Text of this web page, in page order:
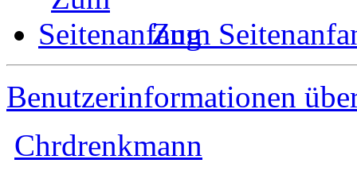
Zum
Benutzerinformationen
Chrdrenkmann